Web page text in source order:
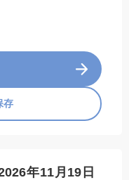
存
年11月19日